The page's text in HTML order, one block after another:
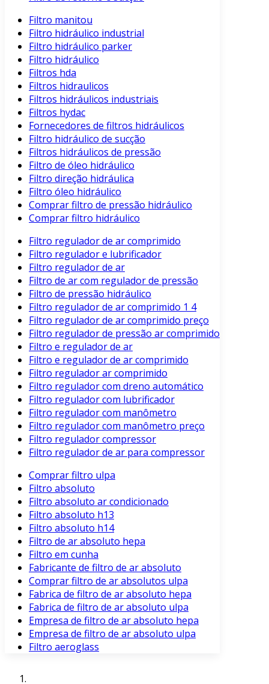
Filtro manitou
Filtro hidráulico industrial
Filtro hidráulico parker
Filtro hidráulico
Filtros hda
Filtros hidraulicos
Filtros hidráulicos industriais
Filtros hydac
Fornecedores de filtros hidráulicos
Filtro hidráulico de sucção
Filtros hidráulicos de pressão
Filtro de óleo hidráulico
Filtro direção hidráulica
Filtro óleo hidráulico
Comprar filtro de pressão hidráulico
Comprar filtro hidráulico
Filtro regulador de ar comprimido
Filtro regulador e lubrificador
Filtro regulador de ar
Filtro de ar com regulador de pressão
Filtro de pressão hidráulico
Filtro regulador de ar comprimido 1 4
Filtro regulador de ar comprimido preço
Filtro regulador de pressão ar comprimido
Filtro e regulador de ar
Filtro e regulador de ar comprimido
Filtro regulador ar comprimido
Filtro regulador com dreno automático
Filtro regulador com lubrificador
Filtro regulador com manômetro
Filtro regulador com manômetro preço
Filtro regulador compressor
Filtro regulador de ar para compressor
Comprar filtro ulpa
Filtro absoluto
Filtro absoluto ar condicionado
Filtro absoluto h13
Filtro absoluto h14
Filtro de ar absoluto hepa
Filtro em cunha
Fabricante de filtro de ar absoluto
Comprar filtro de ar absolutos ulpa
Fabrica de filtro de ar absoluto hepa
Fabrica de filtro de ar absoluto ulpa
Empresa de filtro de ar absoluto hepa
Empresa de filtro de ar absoluto ulpa
Filtro aeroglass